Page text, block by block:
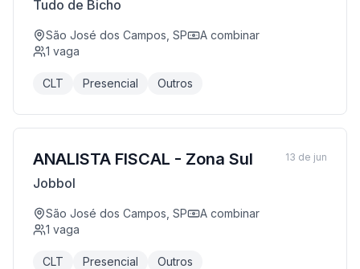
Tudo de Bicho
São José dos Campos, SP
A combinar
1 vaga
CLT Presencial Outros
ANALISTA FISCAL - Zona Sul
Jobbol
São José dos Campos, SP
A combinar
1 vaga
CLT Presencial Outros
13 de jun